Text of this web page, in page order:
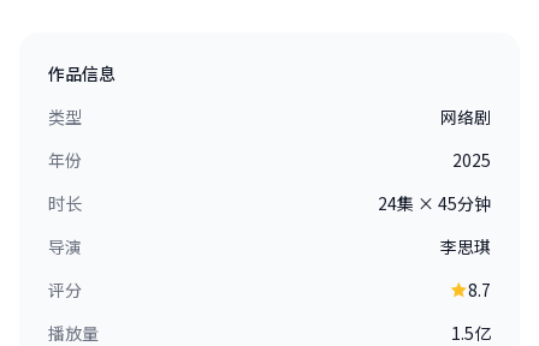
作品信息
类型
网络剧
年份
2025
时长
24集 × 45分钟
导演
李思琪
评分
8.7
播放量
1.5亿